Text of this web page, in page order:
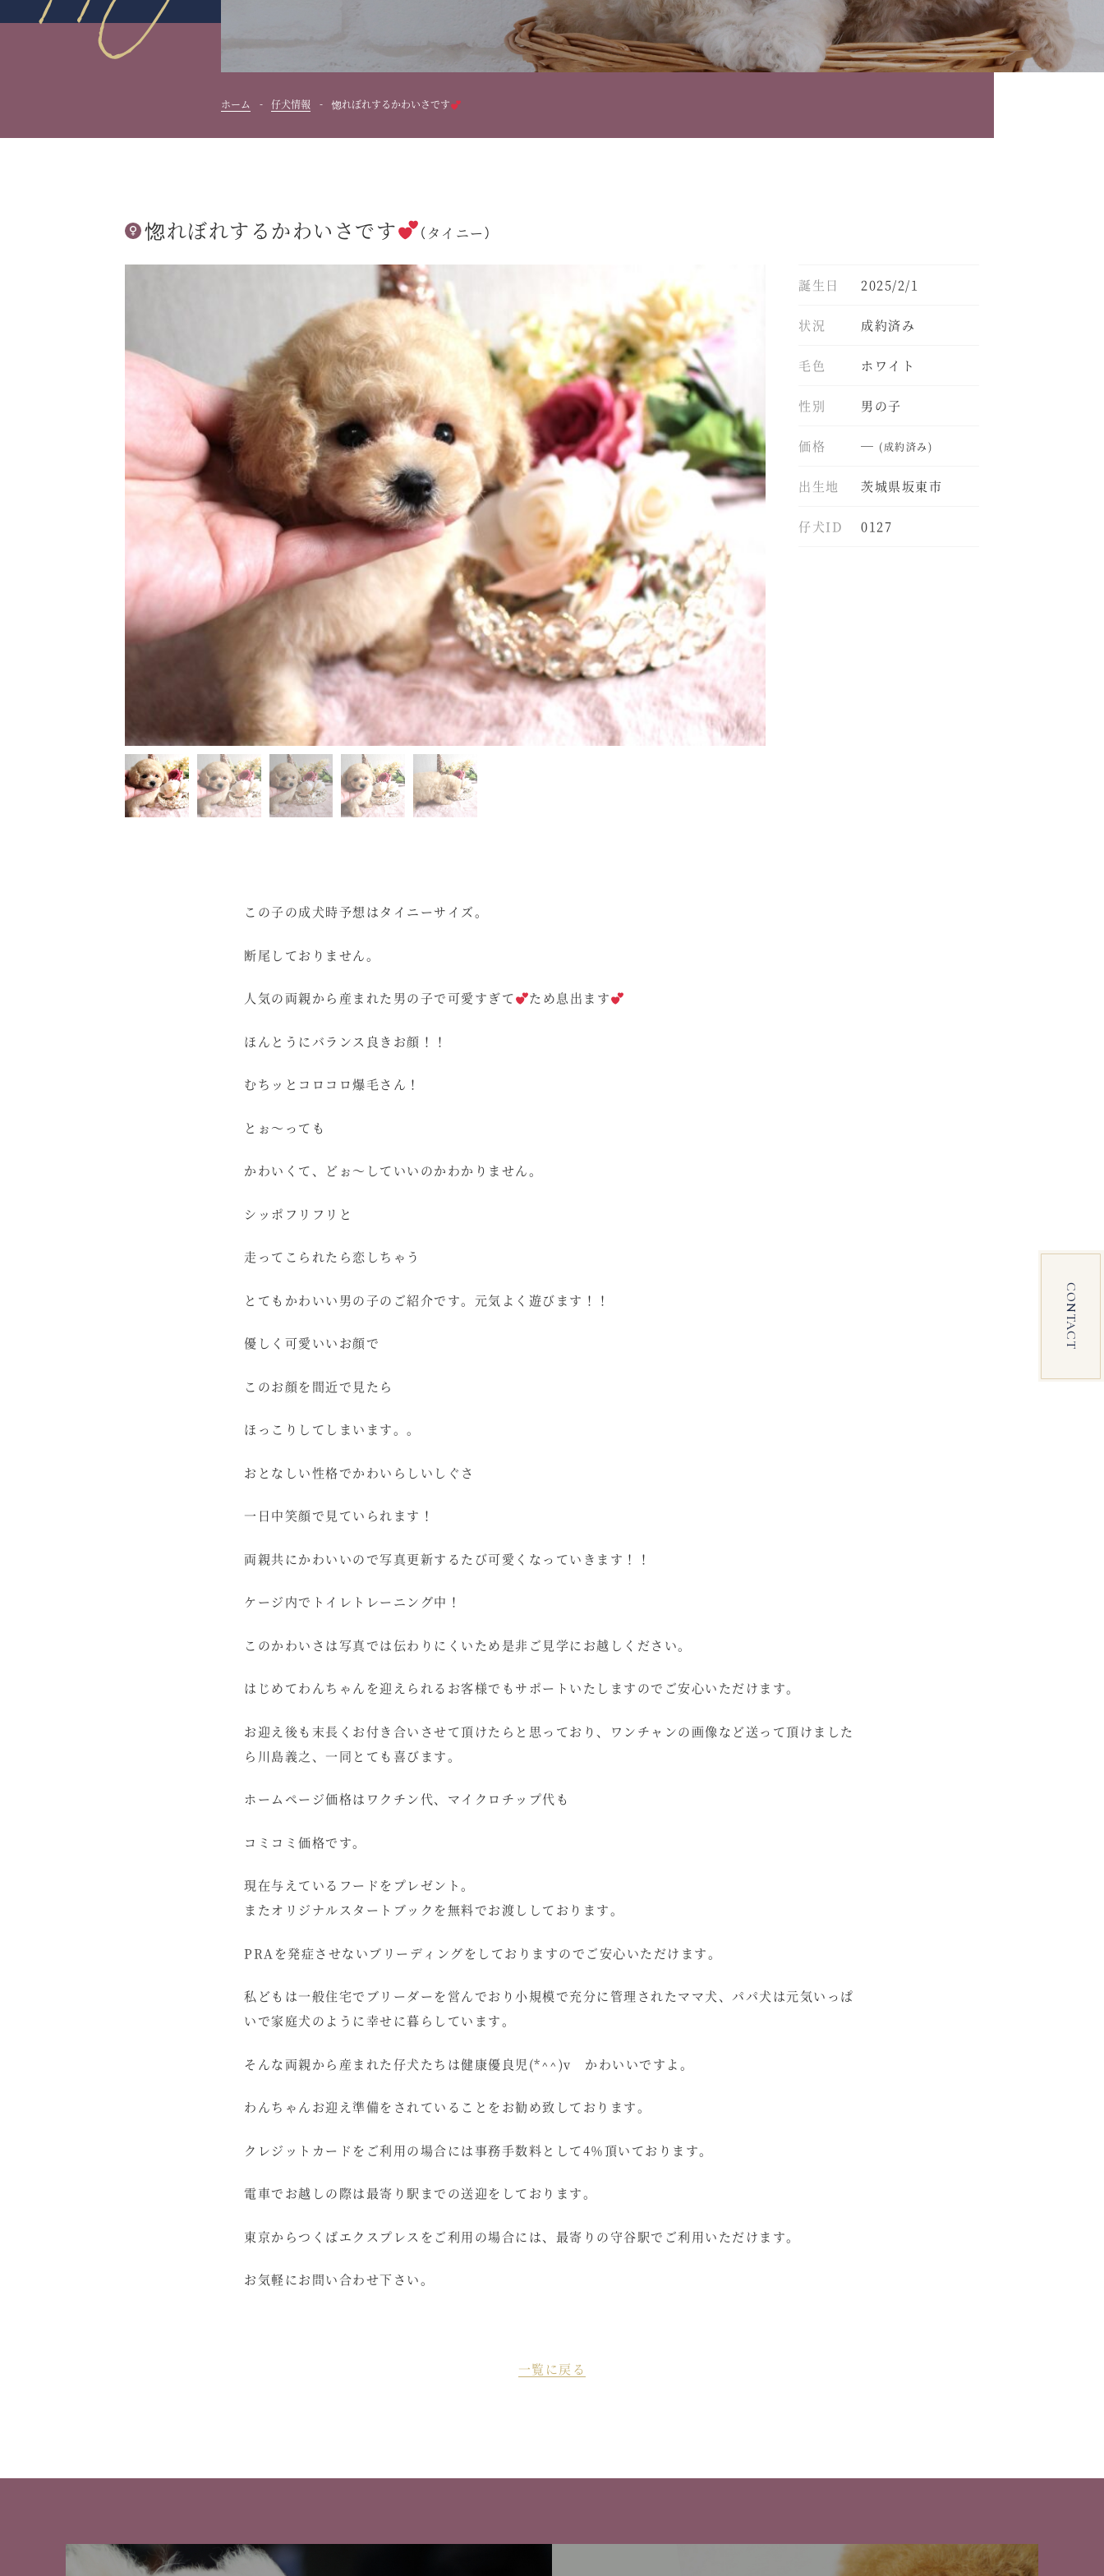
ホーム 仔犬情報 惚れぼれするかわいさです
惚れぼれするかわいさです （タイニー）
誕生日 2025/2/1
状況 成約済み
毛色 ホワイト
性別 男の子
価格 ― (成約済み)
出生地 茨城県坂東市
仔犬ID 0127
この子の成犬時予想はタイニーサイズ。
断尾しておりません。
人気の両親から産まれた男の子で可愛すぎて ため息出ます
ほんとうにバランス良きお顔！！
むちッとコロコロ爆毛さん！
とぉ～っても
かわいくて、どぉ～していいのかわかりません。
シッポフリフリと
走ってこられたら恋しちゃう
とてもかわいい男の子のご紹介です。元気よく遊びます！！
優しく可愛いいお顔で
このお顔を間近で見たら
ほっこりしてしまいます。。
おとなしい性格でかわいらしいしぐさ
一日中笑顔で見ていられます！
両親共にかわいいので写真更新するたび可愛くなっていきます！！
ケージ内でトイレトレーニング中！
このかわいさは写真では伝わりにくいため是非ご見学にお越しください。
はじめてわんちゃんを迎えられるお客様でもサポートいたしますのでご安心いただけます。
お迎え後も末長くお付き合いさせて頂けたらと思っており、ワンチャンの画像など送って頂けました
ら川島義之、一同とても喜びます。
ホームページ価格はワクチン代、マイクロチップ代も
コミコミ価格です。
現在与えているフードをプレゼント。
またオリジナルスタートブックを無料でお渡ししております。
PRAを発症させないブリーディングをしておりますのでご安心いただけます。
私どもは一般住宅でブリーダーを営んでおり小規模で充分に管理されたママ犬、パパ犬は元気いっぱ
いで家庭犬のように幸せに暮らしています。
そんな両親から産まれた仔犬たちは健康優良児(*^^)v かわいいですよ。
わんちゃんお迎え準備をされていることをお勧め致しております。
クレジットカードをご利用の場合には事務手数料として4％頂いております。
電車でお越しの際は最寄り駅までの送迎をしております。
東京からつくばエクスプレスをご利用の場合には、最寄りの守谷駅でご利用いただけます。
お気軽にお問い合わせ下さい。
一覧に戻る
CONTACT